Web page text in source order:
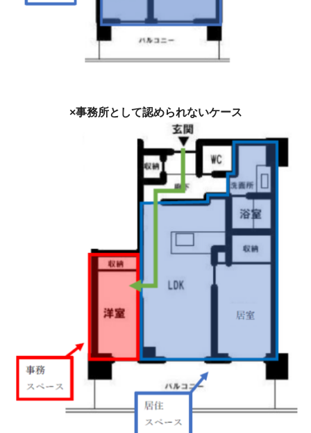
×事務所として認められないケース